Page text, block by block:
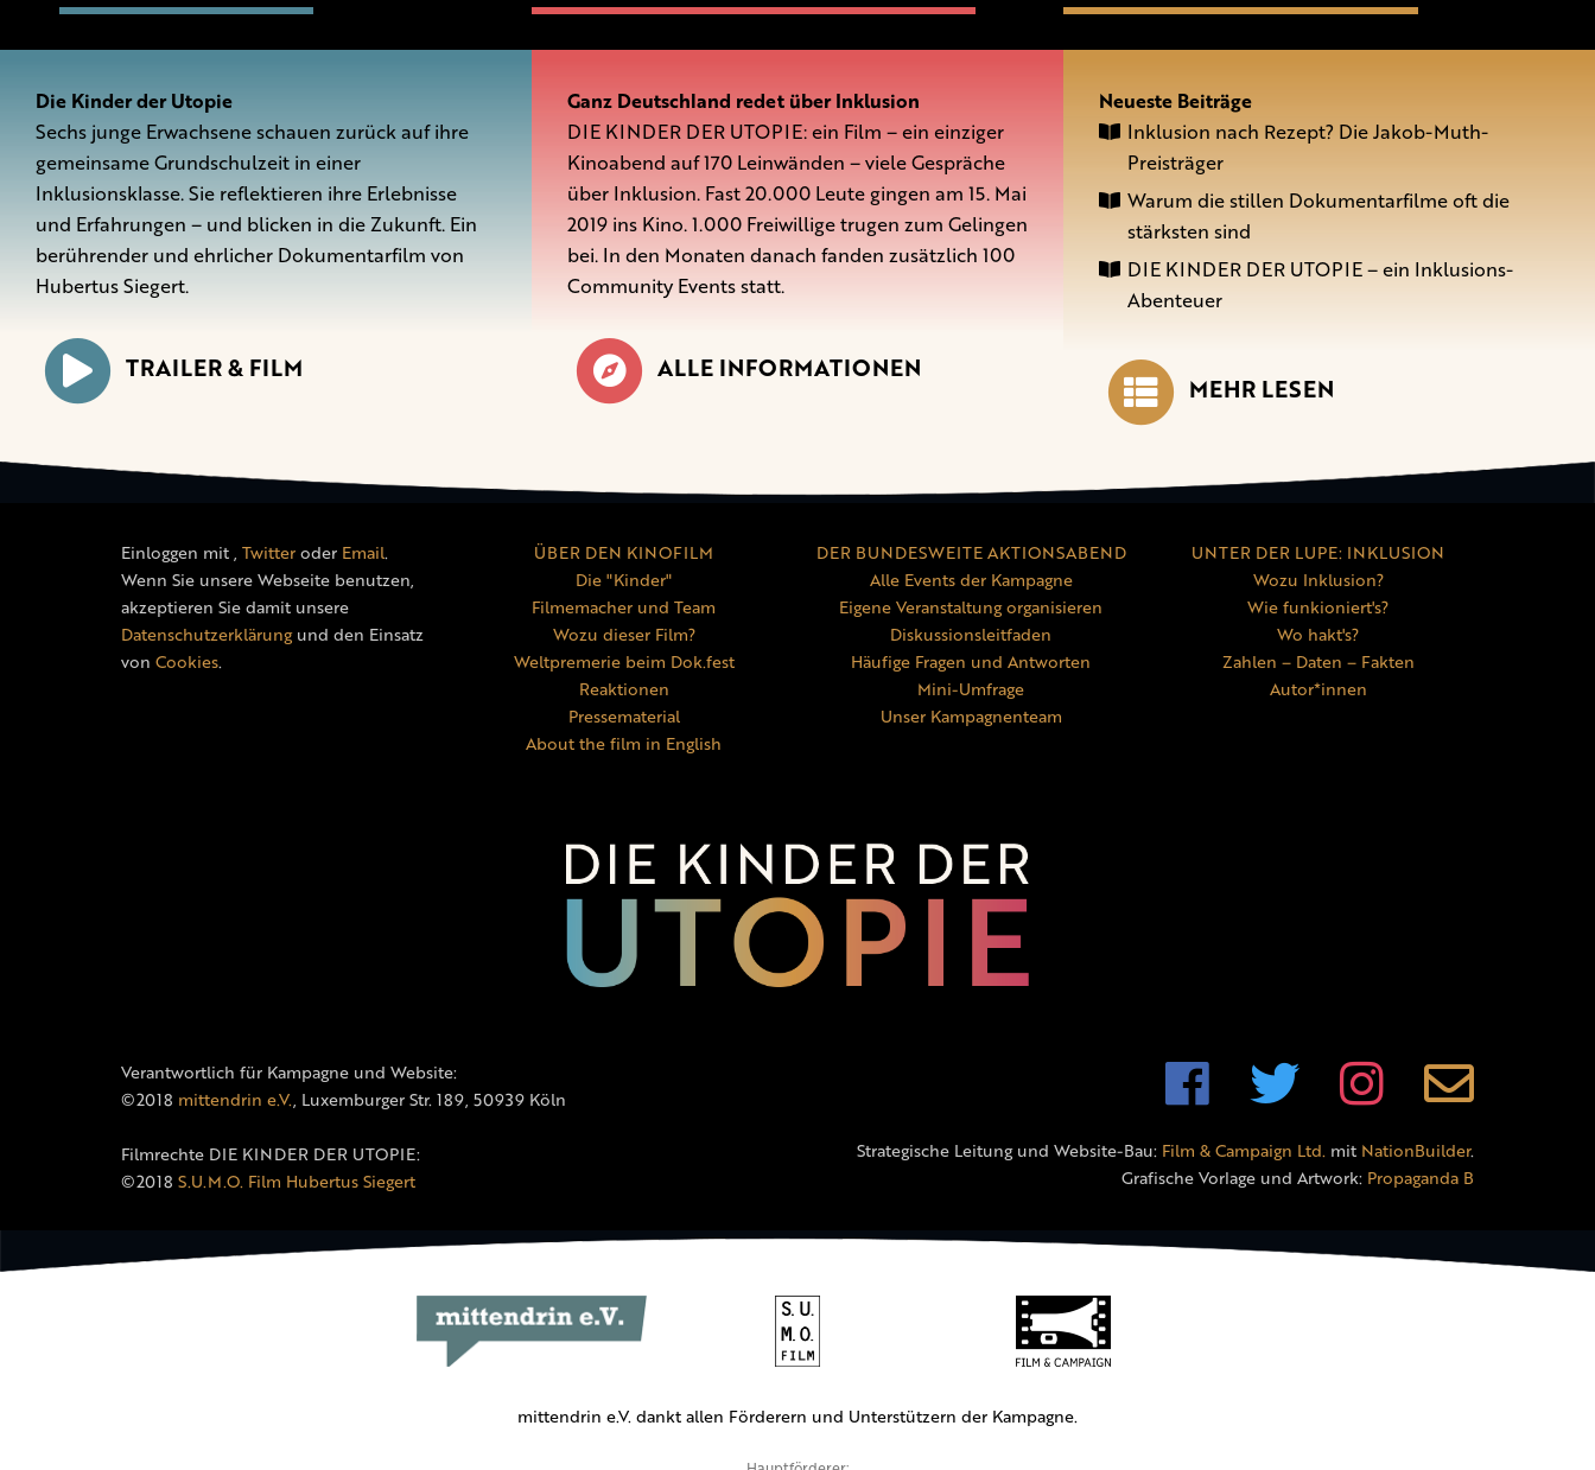
Die Kinder der Utopie
Sechs junge Erwachsene schauen zurück auf ihre
gemeinsame Grundschulzeit in einer
Inklusionsklasse. Sie reflektieren ihre Erlebnisse
und Erfahrungen – und blicken in die Zukunft. Ein
berührender und ehrlicher Dokumentarfilm von
Hubertus Siegert.
TRAILER & FILM
Ganz Deutschland redet über Inklusion
DIE KINDER DER UTOPIE: ein Film – ein einziger
Kinoabend auf 170 Leinwänden – viele Gespräche
über Inklusion. Fast 20.000 Leute gingen am 15. Mai
2019 ins Kino. 1.000 Freiwillige trugen zum Gelingen
bei. In den Monaten danach fanden zusätzlich 100
Community Events statt.
ALLE INFORMATIONEN
Neueste Beiträge
Inklusion nach Rezept? Die Jakob-Muth-
Preisträger
Warum die stillen Dokumentarfilme oft die
stärksten sind
DIE KINDER DER UTOPIE – ein Inklusions-
Abenteuer
MEHR LESEN
Einloggen mit, Twitteroder Email.
Wenn Sie unsere Webseite benutzen,
akzeptieren Sie damit unsere
Datenschutzerklärungund den Einsatz
von Cookies.
ÜBER DEN KINOFILM
Die "Kinder"
Filmemacher und Team
Wozu dieser Film?
Weltpremerie beim Dok.fest
Reaktionen
Pressematerial
About the film in English
DER BUNDESWEITE AKTIONSABEND
Alle Events der Kampagne
Eigene Veranstaltung organisieren
Diskussionsleitfaden
Häufige Fragen und Antworten
Mini-Umfrage
Unser Kampagnenteam
UNTER DER LUPE: INKLUSION
Wozu Inklusion?
Wie funkioniert's?
Wo hakt's?
Zahlen – Daten – Fakten
Autor*innen
Verantwortlich für Kampagne und Website:
©2018 mittendrin e.V., Luxemburger Str. 189, 50939 Köln
Filmrechte DIE KINDER DER UTOPIE:
©2018 S.U.M.O. Film Hubertus Siegert
Strategische Leitung und Website-Bau: Film & Campaign Ltd. mit NationBuilder.
Grafische Vorlage und Artwork: Propaganda B
mittendrin e.V. dankt allen Förderern und Unterstützern der Kampagne.